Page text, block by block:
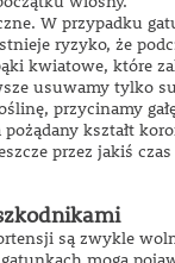
W przypadku
ryzyko, że
kwiatowe, które
usuwamy tylko
przycinamy
kształt
przez jakiś
są zwykle